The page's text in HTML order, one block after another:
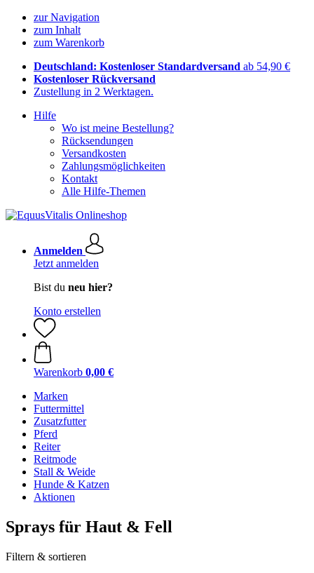
zur Navigation
zum Inhalt
zum Warenkorb
Deutschland: Kostenloser Standardversand ab 54,90 €
Kostenloser Rückversand
Zustellung in 2 Werktagen.
Hilfe
Wo ist meine Bestellung?
Rücksendungen
Versandkosten
Zahlungsmöglichkeiten
Kontakt
Alle Hilfe-Themen
Anmelden
Jetzt anmelden
Bist du neu hier?
Konto erstellen
Warenkorb 0,00 €
Marken
Futtermittel
Zusatzfutter
Pferd
Reiter
Reitmode
Stall & Weide
Hunde & Katzen
Aktionen
Sprays für Haut & Fell
Filtern & sortieren